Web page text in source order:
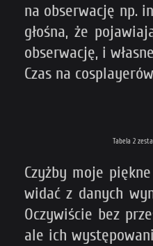
na obserwację np.
głośna, że
obserwację, i
Czas na
Tabela 2
Czyżby moje
widać z danych
Oczywiście bez
ale ich